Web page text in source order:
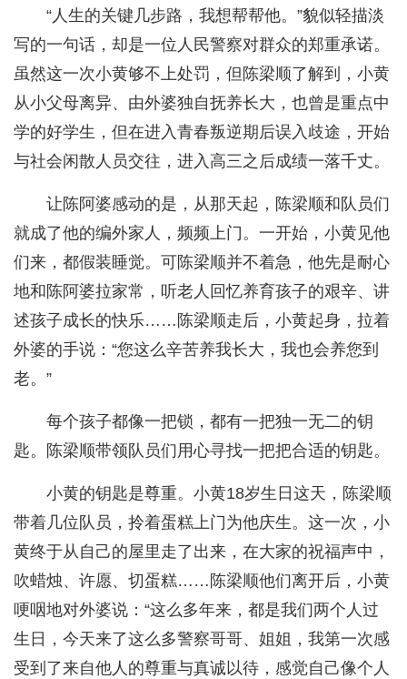
“人生的关键几步路，我想帮帮他。”貌似轻描淡
写的一句话，却是一位人民警察对群众的郑重承诺。
虽然这一次小黄够不上处罚，但陈梁顺了解到，小黄
从小父母离异、由外婆独自抚养长大，也曾是重点中
学的好学生，但在进入青春叛逆期后误入歧途，开始
与社会闲散人员交往，进入高三之后成绩一落千丈。
让陈阿婆感动的是，从那天起，陈梁顺和队员们
就成了他的编外家人，频频上门。一开始，小黄见他
们来，都假装睡觉。可陈梁顺并不着急，他先是耐心
地和陈阿婆拉家常，听老人回忆养育孩子的艰辛、讲
述孩子成长的快乐……陈梁顺走后，小黄起身，拉着
外婆的手说：“您这么辛苦养我长大，我也会养您到
老。”
每个孩子都像一把锁，都有一把独一无二的钥
匙。陈梁顺带领队员们用心寻找一把把合适的钥匙。
小黄的钥匙是尊重。小黄18岁生日这天，陈梁顺
带着几位队员，拎着蛋糕上门为他庆生。这一次，小
黄终于从自己的屋里走了出来，在大家的祝福声中，
吹蜡烛、许愿、切蛋糕……陈梁顺他们离开后，小黄
哽咽地对外婆说：“这么多年来，都是我们两个人过
生日，今天来了这么多警察哥哥、姐姐，我第一次感
受到了来自他人的尊重与真诚以待，感觉自己像个人